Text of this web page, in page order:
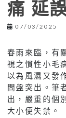
痛 延
07/03/2025
春雨來臨，有
視之慣性小毛
以為風濕又發
間盤突出。筆
出，嚴重的個
大小便失禁。